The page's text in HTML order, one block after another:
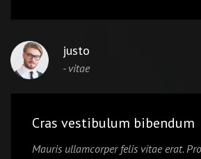
justo
- vitae
Cras vestibulum bibendum
Mauris ullamcorper felis vitae erat.